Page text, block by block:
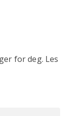
for deg. Les